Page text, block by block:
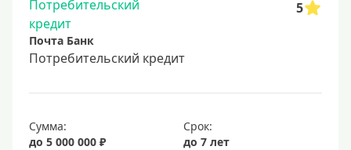
5
Почта Банк
Потребительский кредит
Сумма:
до 5 000 000 ₽
Срок:
до 7 лет